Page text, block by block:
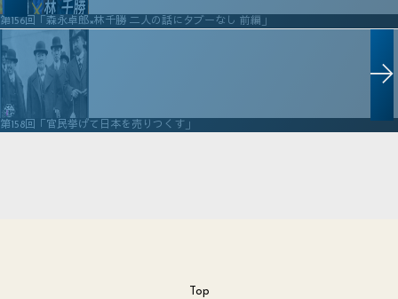
第156回「森永卓郎×林千勝 二人の話にタブーなし 前編」
第158回「官民挙げて日本を売りつくす」
Top